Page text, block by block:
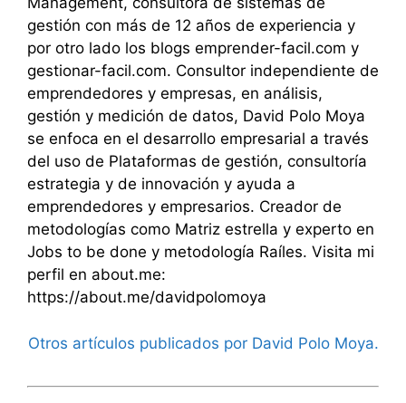
gestión con más de 12 años de experiencia y
por otro lado los blogs emprender-facil.com y
gestionar-facil.com. Consultor independiente de
emprendedores y empresas, en análisis,
gestión y medición de datos, David Polo Moya
se enfoca en el desarrollo empresarial a través
del uso de Plataformas de gestión, consultoría
estrategia y de innovación y ayuda a
emprendedores y empresarios. Creador de
metodologías como Matriz estrella y experto en
Jobs to be done y metodología Raíles. Visita mi
perfil en about.me:
https://about.me/davidpolomoya
Otros artículos publicados por David Polo Moya.